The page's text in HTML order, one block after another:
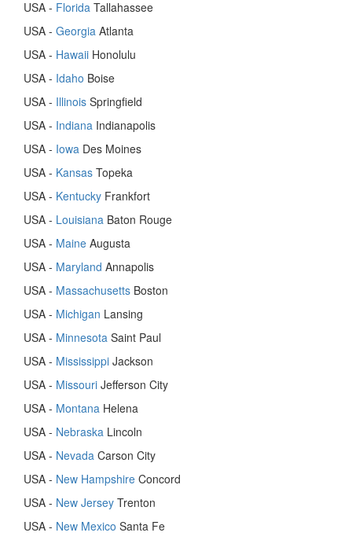
USA - Florida Tallahassee
USA - Georgia Atlanta
USA - Hawaii Honolulu
USA - Idaho Boise
USA - Illinois Springfield
USA - Indiana Indianapolis
USA - Iowa Des Moines
USA - Kansas Topeka
USA - Kentucky Frankfort
USA - Louisiana Baton Rouge
USA - Maine Augusta
USA - Maryland Annapolis
USA - Massachusetts Boston
USA - Michigan Lansing
USA - Minnesota Saint Paul
USA - Mississippi Jackson
USA - Missouri Jefferson City
USA - Montana Helena
USA - Nebraska Lincoln
USA - Nevada Carson City
USA - New Hampshire Concord
USA - New Jersey Trenton
USA - New Mexico Santa Fe